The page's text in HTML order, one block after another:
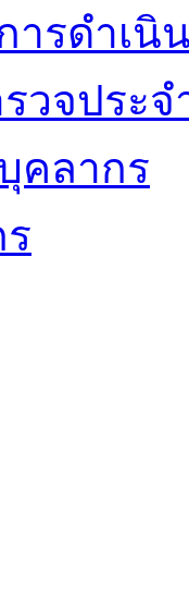
ารดำเนิ
วจประจ
คลากร